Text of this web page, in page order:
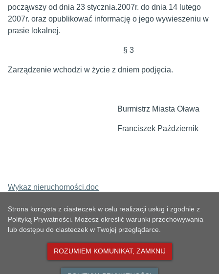
począwszy od dnia 23 stycznia.2007r. do dnia 14 lutego
2007r. oraz opublikować informację o jego wywieszeniu w
prasie lokalnej.
§ 3
Zarządzenie wchodzi w życie z dniem podjęcia.
Burmistrz Miasta Oława
Franciszek Październik
Wykaz nieruchomości.doc
Strona korzysta z ciasteczek w celu realizacji usług i zgodnie z
Polityką Prywatności. Możesz określić warunki przechowywania
lub dostępu do ciasteczek w Twojej przeglądarce.
ROZUMIEM KOMUNIKAT, ZAMKNIJ